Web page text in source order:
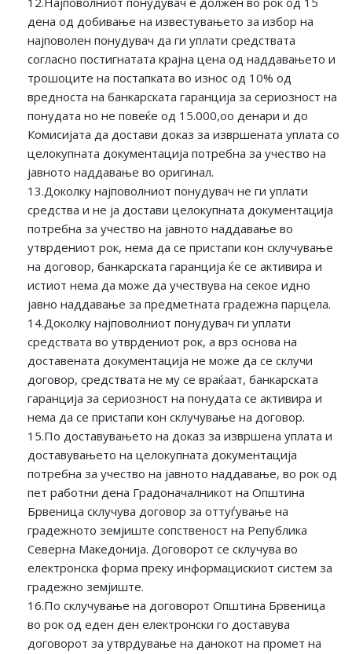
дена од добивање на известувањето за избор на
најповолен понудувач да ги уплати средствата
согласно постигнатата крајна цена од наддавањето и
трошоците на постапката во износ од 10% од
вредноста на банкарската гаранција за сериозност на
понудата но не повеќе од 15.000,оо денари и до
Комисијата да достави доказ за извршената уплата со
целокупната документација потребна за учество на
јавното наддавање во оригинал.
13.Доколку најповолниот понудувач не ги уплати
средства и не ја достави целокупната документација
потребна за учество на јавното наддавање во
утврдениот рок, нема да се пристапи кон склучување
на договор, банкарската гаранција ќе се активира и
истиот нема да може да учествува на секое идно
јавно наддавање за предметната градежна парцела.
14.Доколку најповолниот понудувач ги уплати
средствата во утврдениот рок, а врз основа на
доставената документација не може да се склучи
договор, средствата не му се враќаат, банкарската
гаранција за сериозност на понудата се активира и
нема да се пристапи кон склучување на договор.
15.По доставувањето на доказ за извршена уплата и
доставувањето на целокупната документација
потребна за учество на јавното наддавање, во рок од
пет работни дена Градоначалникот на Општина
Брвеница склучува договор за оттуѓување на
градежното земјиште сопственост на Република
Северна Македонија. Договорот се склучува во
електронска форма преку информацискиот систем за
градежно земјиште.
16.По склучување на договорот Општина Брвеница
во рок од еден ден електронски го доставува
договорот за утврдување на данокот на промет на